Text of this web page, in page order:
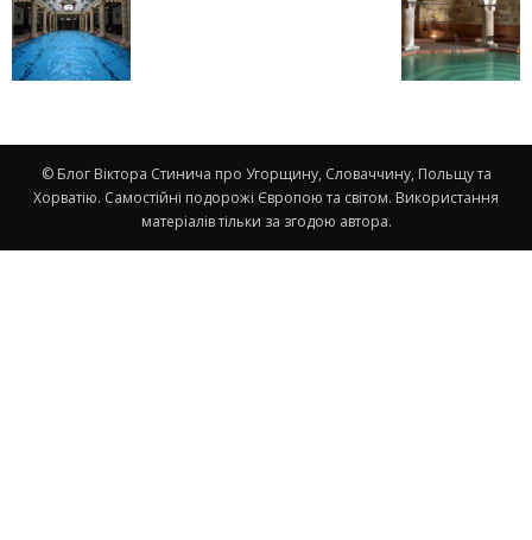
© Блог Віктора Стинича про Угорщину, Словаччину, Польщу та
Хорватію. Самостійні подорожі Європою та світом. Використання
матеріалів тільки за згодою автора.